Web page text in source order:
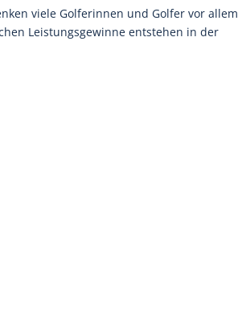
viele Golferinnen und Golfer vor allem
Leistungsgewinne entstehen in der